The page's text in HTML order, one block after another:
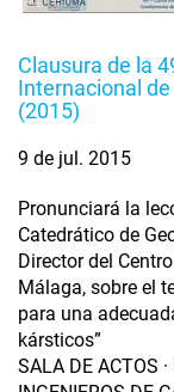
Clausura de la
Internacional
(2015)
9 de jul. 2015
Pronunciará la
Catedrático de
Director del
Málaga, sobre el
para una
kársticos”
SALA DE ACTOS